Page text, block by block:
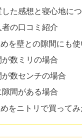
た感想と寝心地に
の口コミ紹介
を壁との隙間にも
数ミリの場合
数センチの場合
間がある場合
をニトリで買って